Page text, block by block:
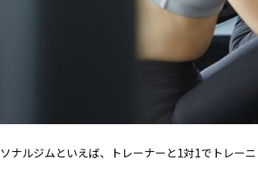
ナルジムといえば、トレーナーと1対1でトレー
水道水ウォーターサーバーおすす
後悔しない選び方をご紹介
it転職おす
アップルジム評判 イージーゲイ
オンラインフィットネス カーリ